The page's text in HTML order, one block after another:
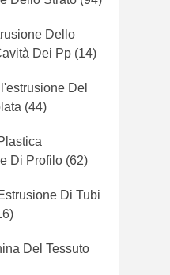
Dello
Dei Pp (14)
Del
(44)
Di Profilo (62)
Di Tubi
Del Tessuto